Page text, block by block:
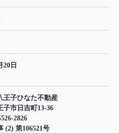
20日
王子ひなた不動産
子市日吉町13-36
2826
(2) 第106521号